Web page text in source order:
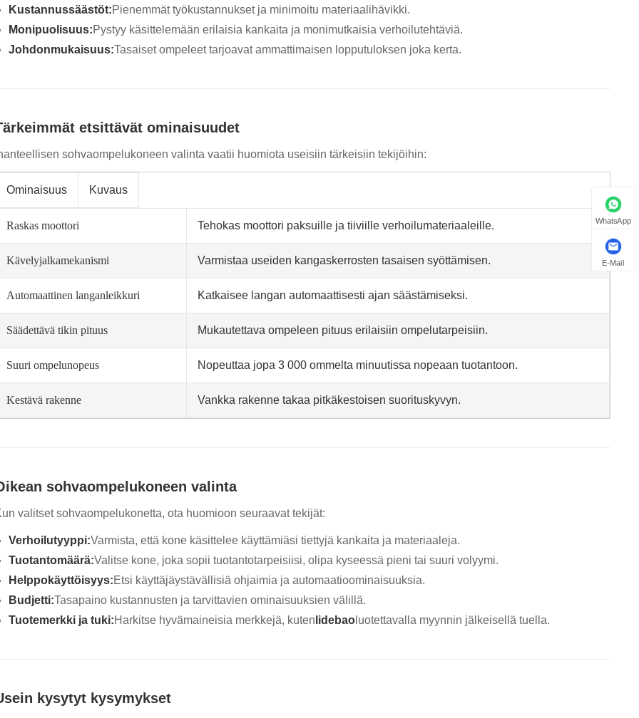
Kustannussäästöt:Pienemmät työkustannukset ja minimoitu materiaalihävikki.
Monipuolisuus:Pystyy käsittelemään erilaisia ​​kankaita ja monimutkaisia ​​verhoilutehtäviä.
Johdonmukaisuus:Tasaiset ompeleet tarjoavat ammattimaisen lopputuloksen joka kerta.
etsittävät ominaisuudet
sohvaompelukoneen valinta vaatii huomiota useisiin tärkeisiin tekijöihin:
Ominaisuus Kuvaus
Raskas moottori Tehokas moottori paksuille ja tiiviille verhoilumateriaaleille.
Kävelyjalkamekanismi Varmistaa useiden kangaskerrosten tasaisen syöttämisen.
Automaattinen langanleikkuri Katkaisee langan automaattisesti ajan säästämiseksi.
Säädettävä tikin pituus Mukautettava ompeleen pituus erilaisiin ompelutarpeisiin.
Suuri ompelunopeus Nopeuttaa jopa 3 000 ommelta minuutissa nopeaan tuotantoon.
Kestävä rakenne Vankka rakenne takaa pitkäkestoisen suorituskyvyn.
sohvaompelukoneen valinta
valitset sohvaompelukonetta, ota huomioon seuraavat tekijät:
Verhoilutyyppi:Varmista, että kone käsittelee käyttämiäsi tiettyjä kankaita ja materiaaleja.
Tuotantomäärä:Valitse kone, joka sopii tuotantotarpeisiisi, olipa kyseessä pieni tai suuri volyymi.
Helppokäyttöisyys:Etsi käyttäjäystävällisiä ohjaimia ja automaatioominaisuuksia.
Budjetti:Tasapaino kustannusten ja tarvittavien ominaisuuksien välillä.
Tuotemerkki ja tuki:Harkitse hyvämaineisia merkkejä, kuten lidebao luotettavalla myynnin jälkeisellä tuella.
kysytyt kysymykset
WhatsApp
E-Mail